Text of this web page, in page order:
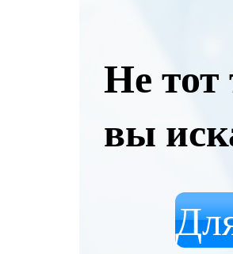
Не тот
вы